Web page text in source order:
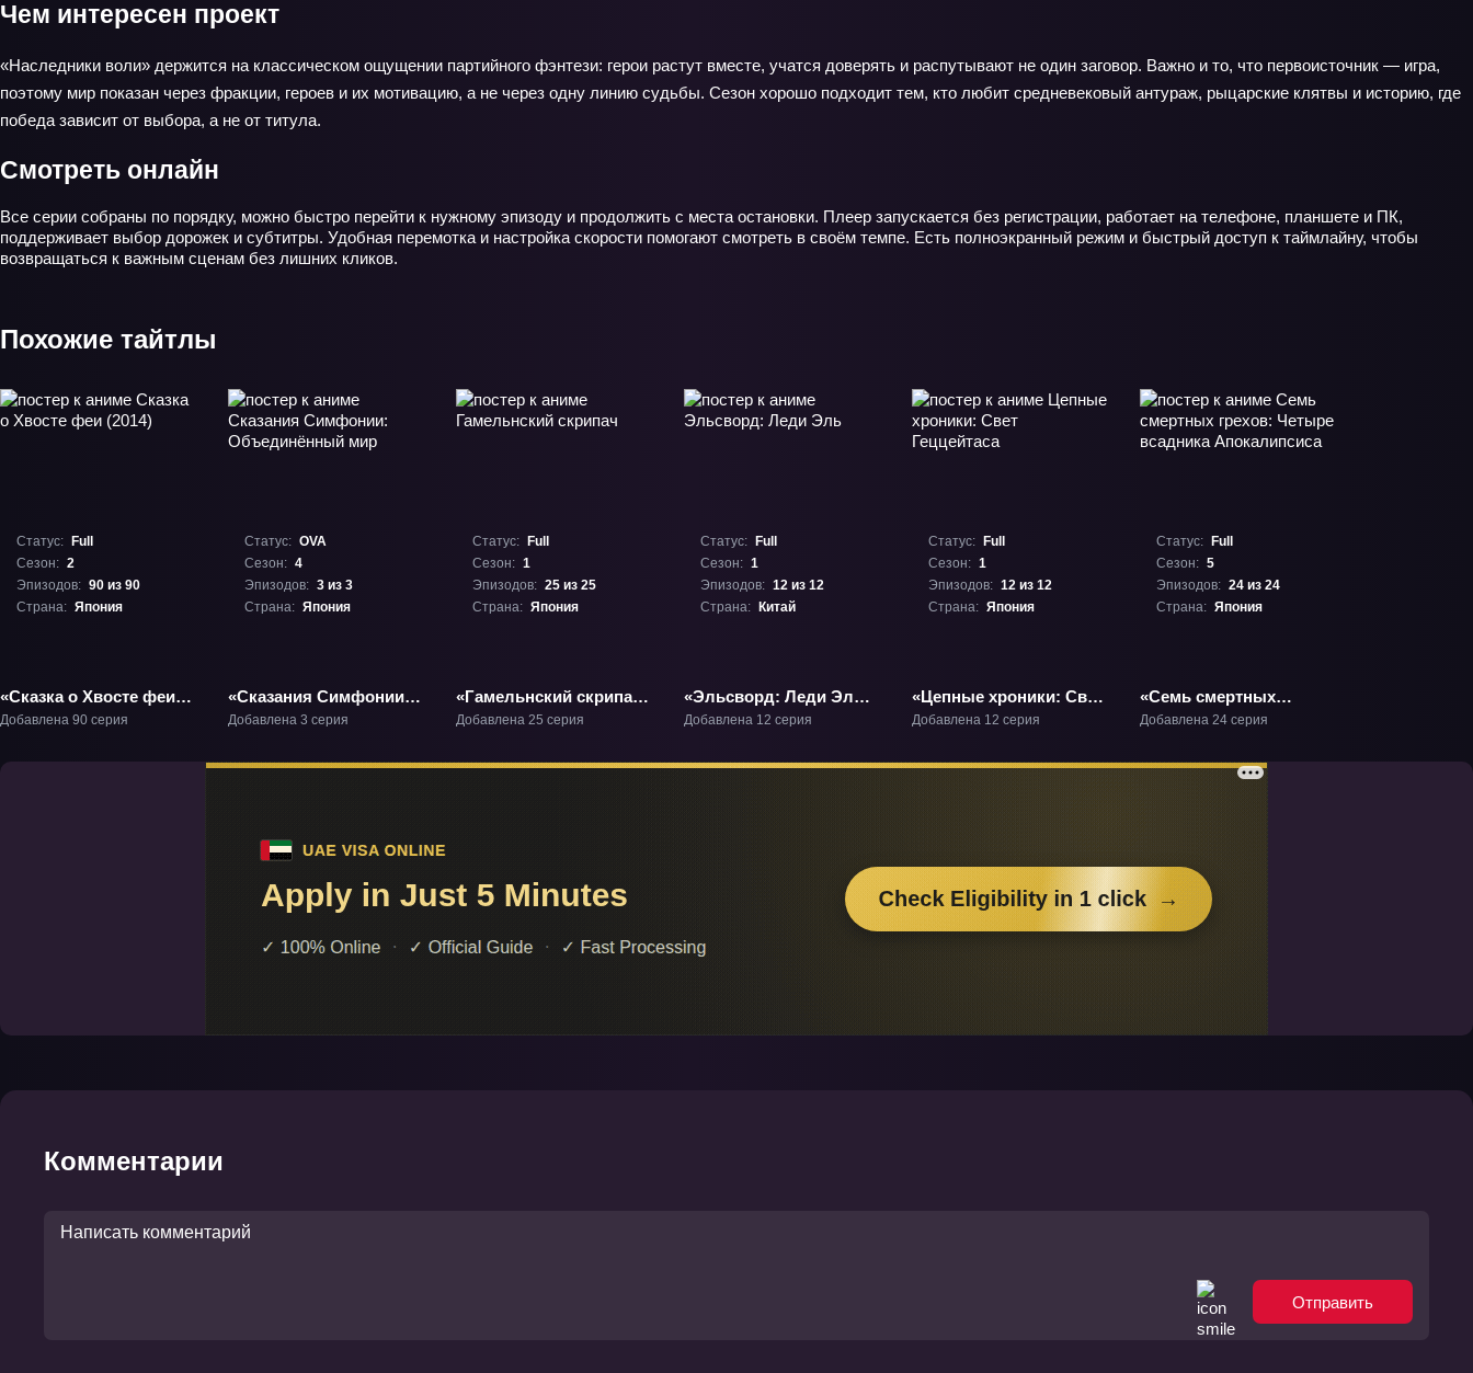
Чем интересен проект
«Наследники воли» держится на классическом ощущении партийного фэнтези: герои растут вместе, учатся доверять и распутывают не один заговор. Важно и то, что первоисточник — игра,
поэтому мир показан через фракции, героев и их мотивацию, а не через одну линию судьбы. Сезон хорошо подходит тем, кто любит средневековый антураж, рыцарские клятвы и историю, где
победа зависит от выбора, а не от титула.
Смотреть онлайн
Все серии собраны по порядку, можно быстро перейти к нужному эпизоду и продолжить с места остановки. Плеер запускается без регистрации, работает на телефоне, планшете и ПК,
поддерживает выбор дорожек и субтитры. Удобная перемотка и настройка скорости помогают смотреть в своём темпе. Есть полноэкранный режим и быстрый доступ к таймлайну, чтобы
возвращаться к важным сценам без лишних кликов.
Похожие тайтлы
Статус:
Full
Сезон: 2
Эпизодов: 90 из 90
Страна: Япония
«Сказка о Хвосте феи
(2014)» ТВ-2
Добавлена 90 серия
Статус: OVA
Сезон: 4
Эпизодов: 3 из 3
Страна: Япония
«Сказания Симфонии:
Объединённый мир»
Добавлена 3 серия
Статус:
Full
Сезон: 1
Эпизодов: 25 из 25
Страна: Япония
«Гамельнский скрипач»
ТВ-1
Добавлена 25 серия
Статус:
Full
Сезон: 1
Эпизодов: 12 из 12
Страна:
Китай
«Эльсворд: Леди Эль»
ТВ-1
Добавлена 12 серия
Статус:
Full
Сезон: 1
Эпизодов: 12 из 12
Страна: Япония
«Цепные хроники: Свет
Геццейтаса» ТВ-1
Добавлена 12 серия
Статус:
Full
Сезон: 5
Эпизодов: 24 из 24
Страна: Япония
«Семь смертных
грехов: Четыре
Апокалипсиса» ТВ-5
Добавлена 24 серия
Комментарии
Отправить